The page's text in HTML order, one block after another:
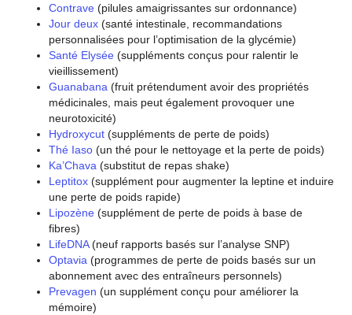
Contrave (pilules amaigrissantes sur ordonnance)
Jour deux (santé intestinale, recommandations
personnalisées pour l’optimisation de la glycémie)
Santé Elysée (suppléments conçus pour ralentir le
vieillissement)
Guanabana (fruit prétendument avoir des propriétés
médicinales, mais peut également provoquer une
neurotoxicité)
Hydroxycut (suppléments de perte de poids)
Thé Iaso (un thé pour le nettoyage et la perte de poids)
Ka’Chava (substitut de repas shake)
Leptitox (supplément pour augmenter la leptine et induire
une perte de poids rapide)
Lipozène (supplément de perte de poids à base de
fibres)
LifeDNA(neuf rapports basés sur l’analyse SNP)
Optavia (programmes de perte de poids basés sur un
abonnement avec des entraîneurs personnels)
Prevagen (un supplément conçu pour améliorer la
mémoire)